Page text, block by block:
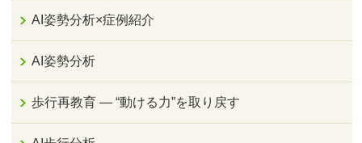
AI姿勢分析×症例紹介
AI姿勢分析
歩行再教育 ― “動ける力”を取り戻す